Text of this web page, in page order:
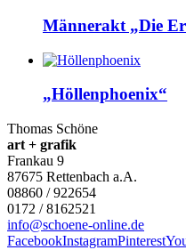
Männerakt „Die
„Höllenphoenix“
Thomas Schöne
art + grafik
Frankau 9
87675 Rettenbach a.A.
08860 / 922654
0172 / 8162521
info@schoene-online.de
FacebookInstagramPinterest